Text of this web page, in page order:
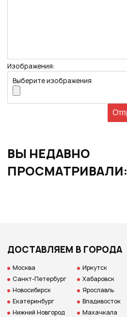
Изображения:
Выберите изображения
ВЫ НЕДАВНО
ПРОСМАТРИВАЛИ:
ДОСТАВЛЯЕМ В ГОРОДА
Москва
Санкт-Петербург
Новосибирск
Екатеринбург
Нижний Новгород
Иркутск
Хабаровск
Ярославль
Владивосток
Махачкала